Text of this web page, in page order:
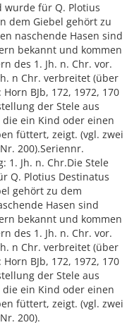
wurde für Q. Plotius
dem Giebel gehört zu
naschende Hasen sind
bekannt und kommen
des 1. Jh. n. Chr. vor.
n Chr. verbreitet (über
BJb, 172, 1972, 170
der Stele aus
ein Kind oder einen
füttert, zeigt. (vgl. zwei
200).Seriennr.
1. Jh. n. Chr.Die Stele
Q. Plotius Destinatus
gehört zu dem
Hasen sind
bekannt und kommen
des 1. Jh. n. Chr. vor.
n Chr. verbreitet (über
BJb, 172, 1972, 170
der Stele aus
ein Kind oder einen
füttert, zeigt. (vgl. zwei
200).